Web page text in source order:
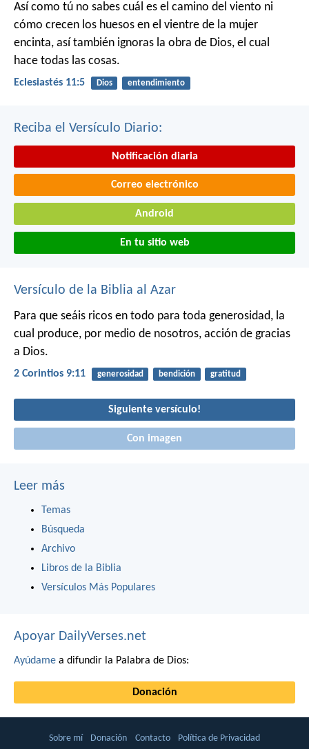
Así como tú no sabes cuál es el camino del viento ni
cómo crecen los huesos en el vientre de la mujer
encinta, así también ignoras la obra de Dios, el cual
hace todas las cosas.
Eclesiastés 11:5 Dios entendimiento
Reciba el Versículo Diario:
Notificación diaria
Correo electrónico
Android
En tu sitio web
Versículo de la Biblia al Azar
Para que seáis ricos en todo para toda generosidad, la
cual produce, por medio de nosotros, acción de gracias
a Dios.
2 Corintios 9:11 generosidad bendición gratitud
Siguiente versículo!
Con imagen
Leer más
Temas
Búsqueda
Archivo
Libros de la Biblia
Versículos Más Populares
Apoyar DailyVerses.net
Ayúdame a difundir la Palabra de Dios:
Donación
Sobre mí Donación Contacto Política de Privacidad